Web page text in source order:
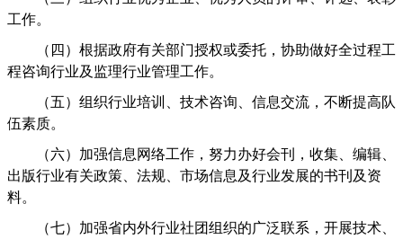
工作。
（四）根据政府有关部门授权或委托，协助做好全过程工
程咨询行业及监理行业管理工作。
（五）组织行业培训、技术咨询、信息交流，不断提高队
伍素质。
（六）加强信息网络工作，努力办好会刊，收集、编辑、
出版行业有关政策、法规、市场信息及行业发展的书刊及资
料。
（七）加强省内外行业社团组织的广泛联系，开展技术、